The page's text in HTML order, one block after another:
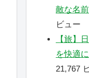
敵な名
ビュー
【旅】
を快適
21,767